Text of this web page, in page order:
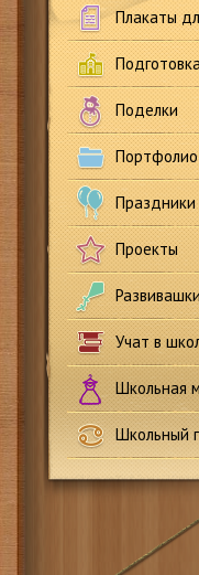
Плакаты
Поделки
Проекты
Развивашки
Учат в
Школьная
Школьный